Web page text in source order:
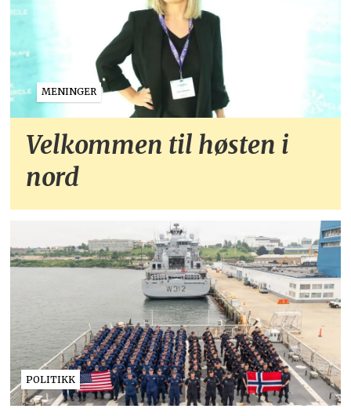
MENINGER
Velkommen til høsten i
nord
POLITIKK